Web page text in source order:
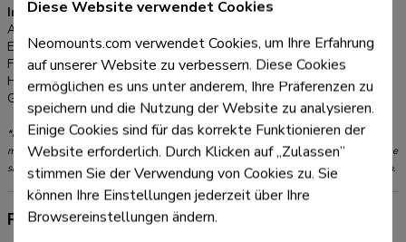
Informationen
Artikelnummer:
EAN:
8717371449391
Farbe:
Schwarz
Hauptmaterial:
Stahl
Garantie:
5 Jahre
*Bitte beachten: Die angegebenen Zollgrößen sind nur ein Anhaltspunkt, kombiniert
mit dem Gewicht und den VESA-Größen. Das maximale Gewicht und die VESA-Größe
sind absolute Beschränkungen für die Produkte und sollten nicht überschritten werden.
Produktinformationen
Diese Website verwendet Cookies
Neomounts.com verwendet Cookies, um Ihre Erfahrung
auf unserer Website zu verbessern. Diese Cookies
ermöglichen es uns unter anderem, Ihre Präferenzen zu
speichern und die Nutzung der Website zu analysieren.
Einige Cookies sind für das korrekte Funktionieren der
Website erforderlich. Durch Klicken auf „Zulassen”
stimmen Sie der Verwendung von Cookies zu. Sie
können Ihre Einstellungen jederzeit über Ihre
Browsereinstellungen ändern.